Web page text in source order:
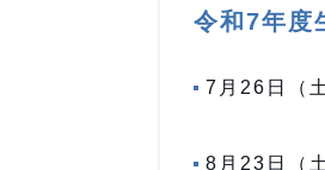
令和7年度
7月26日（
8月23日（